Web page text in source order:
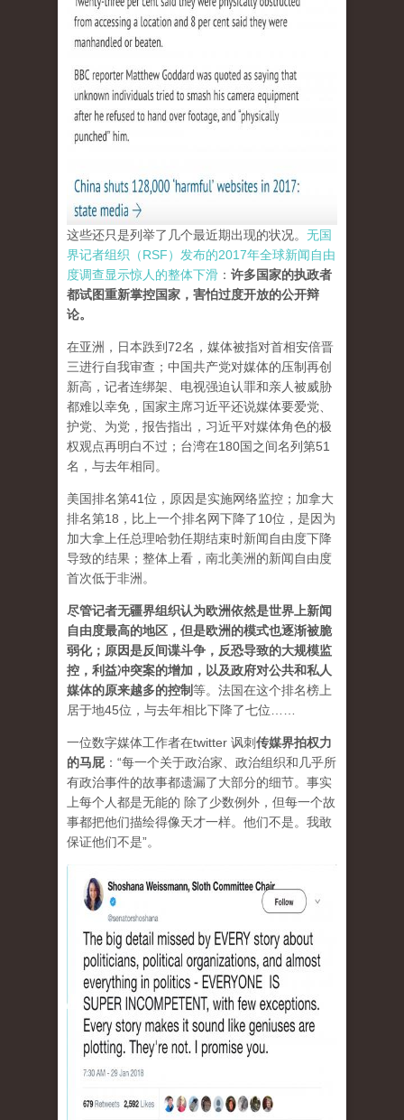
这些还只是列举了几个最近期出现的状况。 无国
界记者组织（RSF）发布的2017年全球新闻自由
度调查显示惊人的整体下滑 ： 许多国家的执政者
都试图重新掌控国家，害怕过度开放的公开辩
论。
在亚洲，日本跌到72名，媒体被指对首相安倍晋
三进行自我审查；中国共产党对媒体的压制再创
新高，记者连绑架、电视强迫认罪和亲人被威胁
都难以幸免，国家主席习近平还说媒体要爱党、
护党、为党，报告指出，习近平对媒体角色的极
权观点再明白不过；台湾在180国之间名列第51
名，与去年相同。
美国排名第41位，原因是实施网络监控；加拿大
排名第18，比上一个排名网下降了10位，是因为
加大拿上任总理哈勃任期结束时新闻自由度下降
导致的结果；整体上看，南北美洲的新闻自由度
首次低于非洲。
尽管记者无疆界组织认为欧洲依然是世界上新闻
自由度最高的地区，但是欧洲的模式也逐渐被脆
弱化；原因是反间谍斗争，反恐导致的大规模监
控，利益冲突案的增加，以及政府对公共和私人
媒体的原来越多的控制等。法国在这个排名榜上
居于地45位，与去年相比下降了七位……
一位数字媒体工作者在twitter 讽刺传媒界拍权力
的马屁：“每一个关于政治家、政治组织和几乎所
有政治事件的故事都遗漏了大部分的细节。事实
上每个人都是无能的 除了少数例外，但每一个故
事都把他们描绘得像天才一样。他们不是。我敢
保证他们不是”。